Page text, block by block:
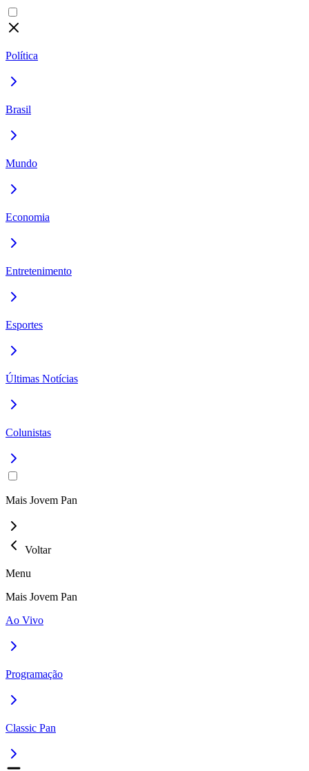
Política
Brasil
Mundo
Economia
Entretenimento
Esportes
Últimas Notícias
Colunistas
Mais Jovem Pan
Voltar
Menu
Mais Jovem Pan
Ao Vivo
Programação
Classic Pan